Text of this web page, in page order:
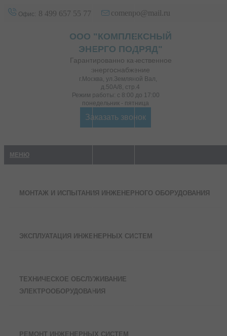
Офис: 8 499 657 55 77 comenpo@mail.ru
ООО "КОМПЛЕКСНЫЙ
ЭНЕРГО ПОДРЯД"
Гарантированно качественное
энергоснабжение
г.Москва, ул.Земляной Вал,
д.50А/8, стр.4
Режим работы: с 8:00 до 17:00
понедельник - пятница
Заказать звонок
МЕНЮ
МОНТАЖ И ИСПЫТАНИЯ ИНЖЕНЕРНОГО ОБОРУДОВАНИЯ
ЭКСПЛУАТАЦИЯ ИНЖЕНЕРНЫХ СИСТЕМ
ТЕХНИЧЕСКОЕ ОБСЛУЖИВАНИЕ
ЭЛЕКТРООБОРУДОВАНИЯ
РЕМОНТ ИНЖЕНЕРНЫХ СИСТЕМ